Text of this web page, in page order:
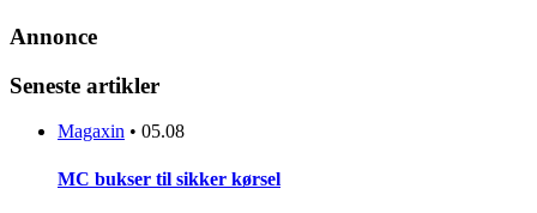
Annonce
Seneste artikler
Magaxin • 05.08
MC bukser til sikker kørsel